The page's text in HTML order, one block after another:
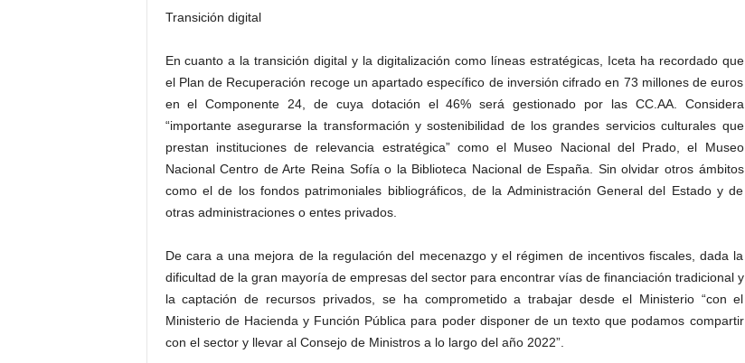
Transición digital
En cuanto a la transición digital y la digitalización como líneas estratégicas, Iceta ha recordado que
el Plan de Recuperación recoge un apartado específico de inversión cifrado en 73 millones de euros
en el Componente 24, de cuya dotación el 46% será gestionado por las CC.AA. Considera
“importante asegurarse la transformación y sostenibilidad de los grandes servicios culturales que
prestan instituciones de relevancia estratégica” como el Museo Nacional del Prado, el Museo
Nacional Centro de Arte Reina Sofía o la Biblioteca Nacional de España. Sin olvidar otros ámbitos
como el de los fondos patrimoniales bibliográficos, de la Administración General del Estado y de
otras administraciones o entes privados.
De cara a una mejora de la regulación del mecenazgo y el régimen de incentivos fiscales, dada la
dificultad de la gran mayoría de empresas del sector para encontrar vías de financiación tradicional y
la captación de recursos privados, se ha comprometido a trabajar desde el Ministerio “con el
Ministerio de Hacienda y Función Pública para poder disponer de un texto que podamos compartir
con el sector y llevar al Consejo de Ministros a lo largo del año 2022”.